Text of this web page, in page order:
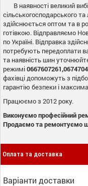
В наявності великий
сільськогосподарського
здійснюється оптом та в
готівкою. Відправляємо
по Україні. Відправка
потребують передоплати
та наявність шин
режимі
фахівці допоможуть з
гарантію безпеки і
Працюємо з 2012 року.
Виконуємо професійний
Продаємо та ремонтуємо
Оплата та доставка
Варіанти доставки